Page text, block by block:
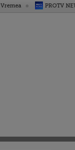
Vremea PROTV